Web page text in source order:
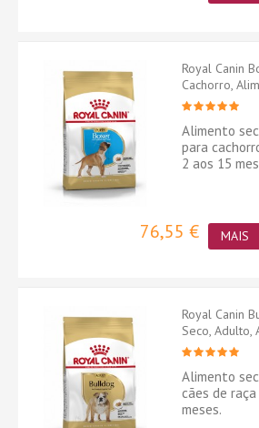
Royal Canin
Cachorro,
Alimento
para
2 aos 15
76,55 € MAIS
Royal Canin
Seco, Adulto,
Alimento
cães de
meses.